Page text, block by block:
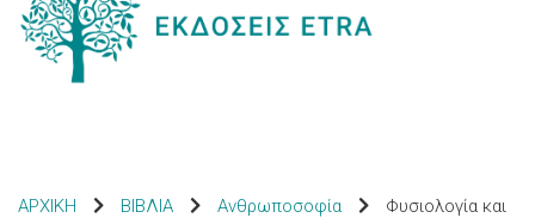
ΑΡΧΙΚΗ ΒΙΒΛΙΑ Ανθρωποσοφία
Φυσιολογία και